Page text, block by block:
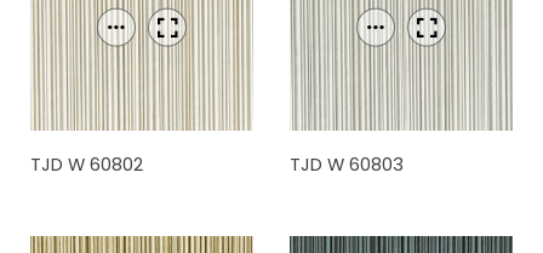
TJD W 60802 TJD W 60803